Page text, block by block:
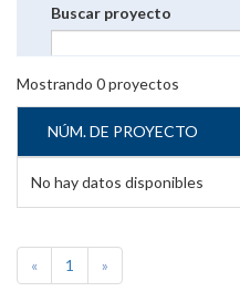
Buscar proyecto
Mostrando 0proyectos
NÚM. DE PROYECTO
No hay datos disponibles
« 1 »